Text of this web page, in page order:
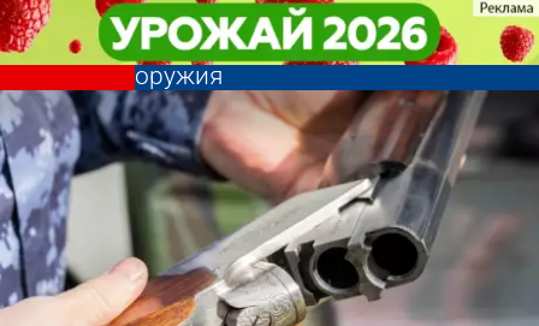
За полгода у жителей области
изъяли свыше 500 единиц
оружия
Общество За полгода у жителей области
изъяли свыше 500 единиц
оружия
Общество
Другие новости по
теме
Погода и курсы
валют в Пензе